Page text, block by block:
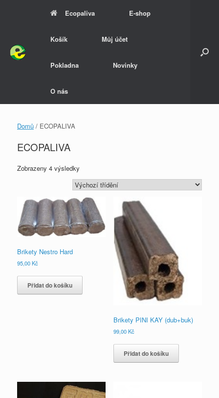
Ecopaliva E-shop
Košík Můj účet
Pokladna Novinky
O nás
Domů / ECOPALIVA
ECOPALIVA
Zobrazeny 4 výsledky
Brikety Nestro Hard
95,00Kč
Přidat do košíku
Brikety PINI KAY (dub+buk)
99,00Kč
Přidat do košíku